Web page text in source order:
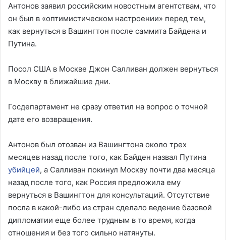
Антонов заявил российским новостным агентствам, что
он был в «оптимистическом настроении» перед тем,
как вернуться в Вашингтон после саммита Байдена и
Путина.
Посол США в Москве Джон Салливан должен вернуться
в Москву в ближайшие дни.
Госдепартамент не сразу ответил на вопрос о точной
дате его возвращения.
Антонов был отозван из Вашингтона около трех
месяцев назад после того, как Байден назвал Путина
убийцей, а Салливан покинул Москву почти два месяца
назад после того, как Россия предложила ему
вернуться в Вашингтон для консультаций. Отсутствие
посла в какой-либо из стран сделало ведение базовой
дипломатии еще более трудным в то время, когда
отношения и без того сильно натянуты.